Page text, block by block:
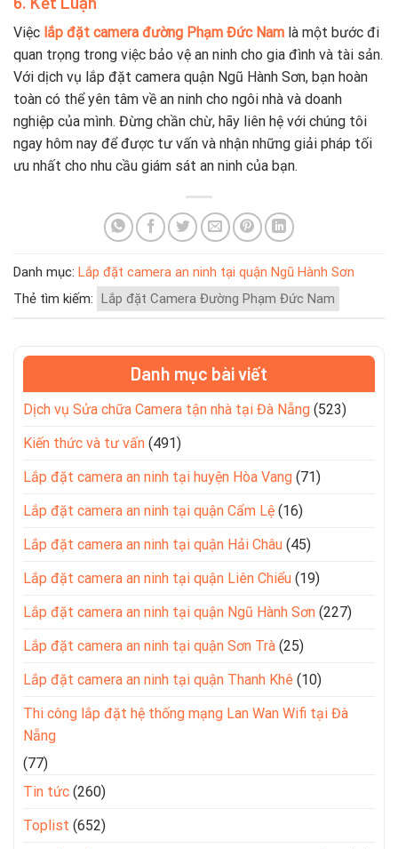
Việc lắp đặt camera đường Phạm Đức Nam là một bước đi
quan trọng trong việc bảo vệ an ninh cho gia đình và tài sản.
Với dịch vụ lắp đặt camera quận Ngũ Hành Sơn, bạn hoàn
toàn có thể yên tâm về an ninh cho ngôi nhà và doanh
nghiệp của mình. Đừng chần chừ, hãy liên hệ với chúng tôi
ngay hôm nay để được tư vấn và nhận những giải pháp tối
ưu nhất cho nhu cầu giám sát an ninh của bạn.
Danh mục: Lắp đặt camera an ninh tại quận Ngũ Hành Sơn
Thẻ tìm kiếm: Lắp đặt Camera Đường Phạm Đức Nam
Danh mục bài viết
Dịch vụ Sửa chữa Camera tận nhà tại Đà Nẵng (523)
Kiến thức và tư vấn (491)
Lắp đặt camera an ninh tại huyện Hòa Vang (71)
Lắp đặt camera an ninh tại quận Cẩm Lệ (16)
Lắp đặt camera an ninh tại quận Hải Châu (45)
Lắp đặt camera an ninh tại quận Liên Chiểu (19)
Lắp đặt camera an ninh tại quận Ngũ Hành Sơn (227)
Lắp đặt camera an ninh tại quận Sơn Trà (25)
Lắp đặt camera an ninh tại quận Thanh Khê (10)
Thi công lắp đặt hệ thống mạng Lan Wan Wifi tại Đà
Nẵng
(77)
Tin tức (260)
Toplist (652)